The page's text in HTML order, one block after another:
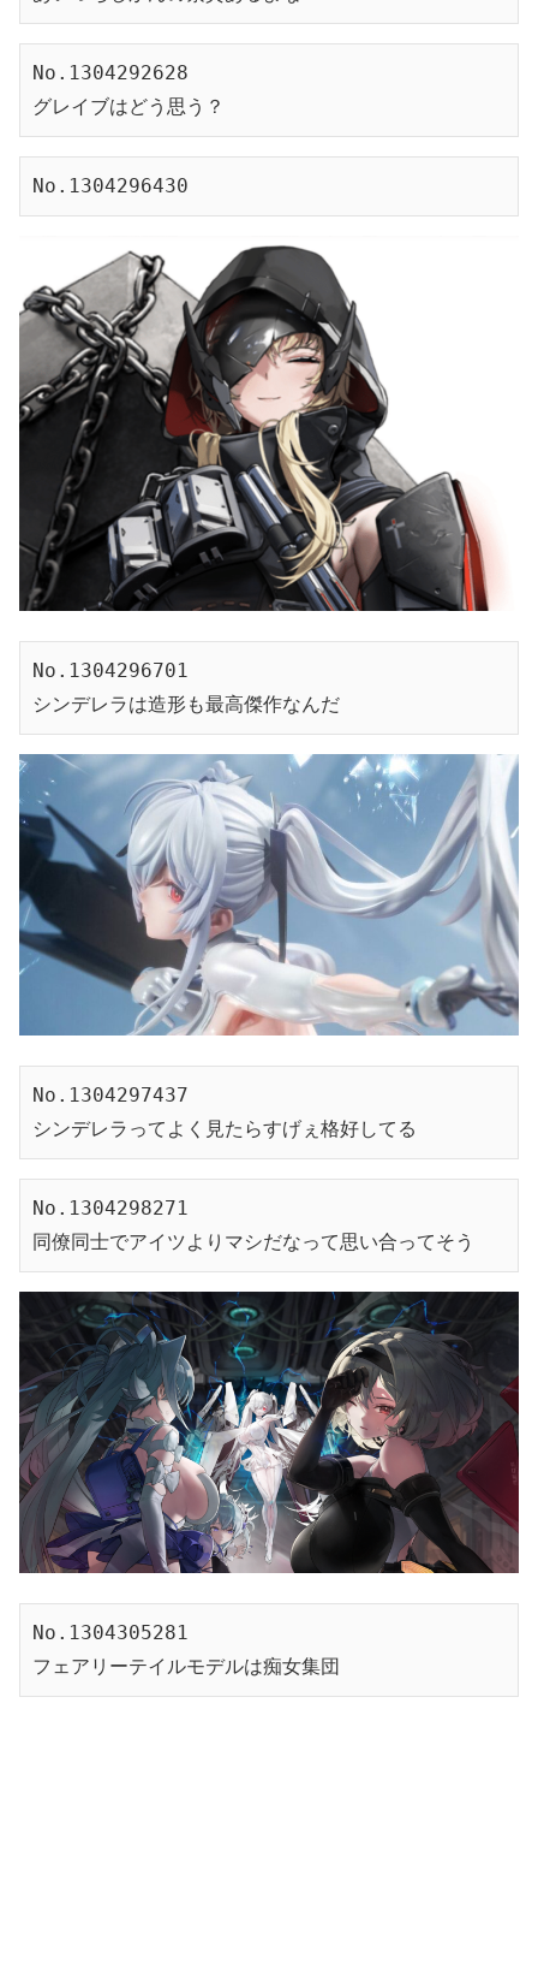
No.1304292628
グレイブはどう思う？
No.1304296430
No.1304296701
シンデレラは造形も最高傑作なんだ
No.1304297437
シンデレラってよく見たらすげぇ格好してる
No.1304298271
同僚同士でアイツよりマシだなって思い合ってそう
No.1304305281
フェアリーテイルモデルは痴女集団